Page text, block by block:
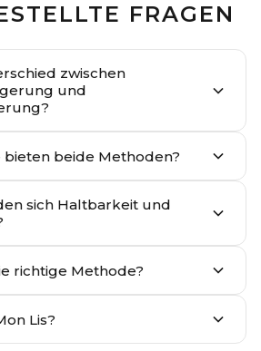
FRAGEN
zwischen
und
beide Methoden?
sich Haltbarkeit und
richtige Methode?
Lis?